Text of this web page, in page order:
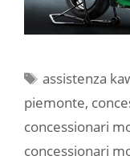
Tag
assistenza
piemonte,
concessionari
concessionari